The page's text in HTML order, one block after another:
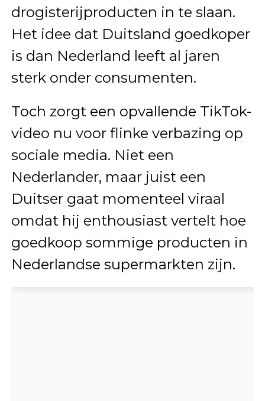
drogisterijproducten in te slaan.
Het idee dat Duitsland goedkoper
is dan Nederland leeft al jaren
sterk onder consumenten.
Toch zorgt een opvallende TikTok-
video nu voor flinke verbazing op
sociale media. Niet een
Nederlander, maar juist een
Duitser gaat momenteel viraal
omdat hij enthousiast vertelt hoe
goedkoop sommige producten in
Nederlandse supermarkten zijn.